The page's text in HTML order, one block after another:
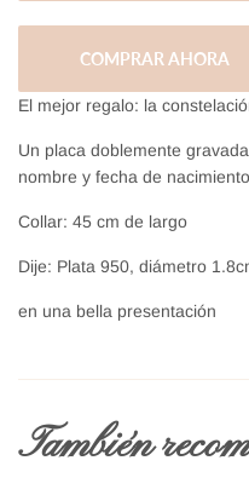
COMPRAR AHORA
El mejor regalo: la
Un placa doblemente
nombre y fecha de
Collar: 45 cm de largo
Dije: Plata 950, diámetro
en una bella presentación
También